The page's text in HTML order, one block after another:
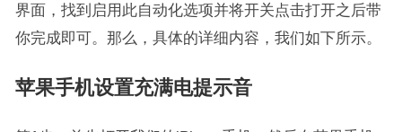
界面，找到启用此自动化选项并将开关点击打开之后带
你完成即可。那么，具体的详细内容，我们如下所示。
苹果手机设置充满电提示音